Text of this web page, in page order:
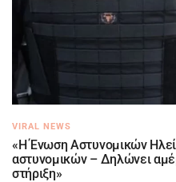
VIRAL NEWS
«Η Ένωση Αστυνομικών
αστυνομικών – Δηλώνει
στήριξη»